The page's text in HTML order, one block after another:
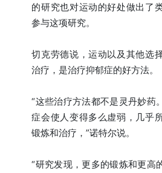
的研究也对运动的好处做出了
参与这项研究。
切克劳德说，运动以及其他选
治疗，是治疗抑郁症的好方法。
“这些治疗方法都不是灵丹妙药
症会使人变得多么虚弱，几乎
锻炼和治疗，”诺特尔说。
“研究发现，更多的锻炼和更高